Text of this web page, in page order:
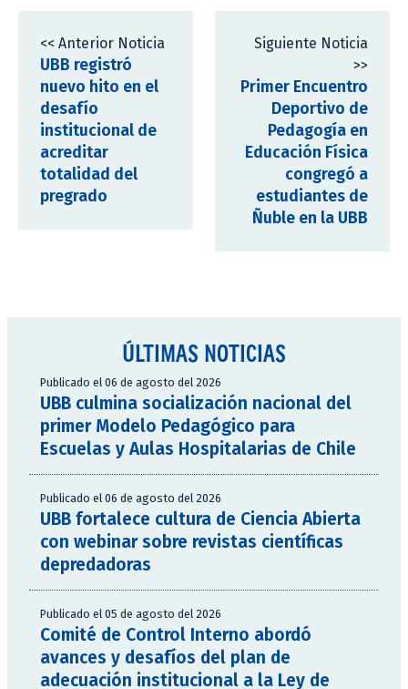
<< Anterior Noticia
UBB registró
nuevo hito en el
desafío
institucional de
acreditar
totalidad del
pregrado
Siguiente Noticia
>>
Primer Encuentro
Deportivo de
Pedagogía en
Educación Física
congregó a
estudiantes de
Ñuble en la UBB
ÚLTIMAS NOTICIAS
Publicado el 06 de agosto del 2026
UBB culmina socialización nacional del
primer Modelo Pedagógico para
Escuelas y Aulas Hospitalarias de Chile
Publicado el 06 de agosto del 2026
UBB fortalece cultura de Ciencia Abierta
con webinar sobre revistas científicas
depredadoras
Publicado el 05 de agosto del 2026
Comité de Control Interno abordó
avances y desafíos del plan de
adecuación institucional a la Ley de